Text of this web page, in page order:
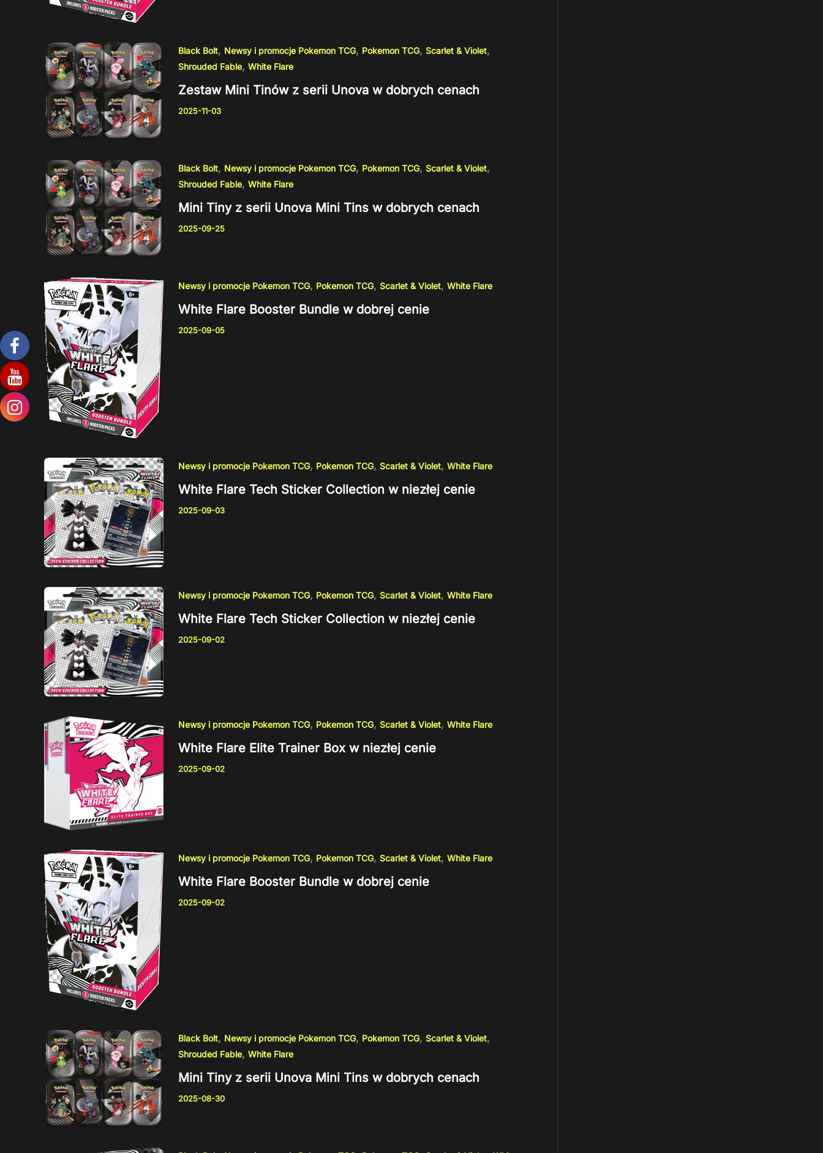
Black Bolt, Newsy i promocje Pokemon TCG, Pokemon TCG, Scarlet & Violet,
Shrouded Fable, White Flare
Zestaw Mini Tinów z serii Unova w dobrych cenach
2025-11-03
Black Bolt, Newsy i promocje Pokemon TCG, Pokemon TCG, Scarlet & Violet,
Shrouded Fable, White Flare
Mini Tiny z serii Unova Mini Tins w dobrych cenach
2025-09-25
Newsy i promocje Pokemon TCG, Pokemon TCG, Scarlet & Violet, White Flare
White Flare Booster Bundle w dobrej cenie
2025-09-05
Newsy i promocje Pokemon TCG, Pokemon TCG, Scarlet & Violet, White Flare
White Flare Tech Sticker Collection w niezłej cenie
2025-09-03
Newsy i promocje Pokemon TCG, Pokemon TCG, Scarlet & Violet, White Flare
White Flare Tech Sticker Collection w niezłej cenie
2025-09-02
Newsy i promocje Pokemon TCG, Pokemon TCG, Scarlet & Violet, White Flare
White Flare Elite Trainer Box w niezłej cenie
2025-09-02
Newsy i promocje Pokemon TCG, Pokemon TCG, Scarlet & Violet, White Flare
White Flare Booster Bundle w dobrej cenie
2025-09-02
Black Bolt, Newsy i promocje Pokemon TCG, Pokemon TCG, Scarlet & Violet,
Shrouded Fable, White Flare
Mini Tiny z serii Unova Mini Tins w dobrych cenach
2025-08-30